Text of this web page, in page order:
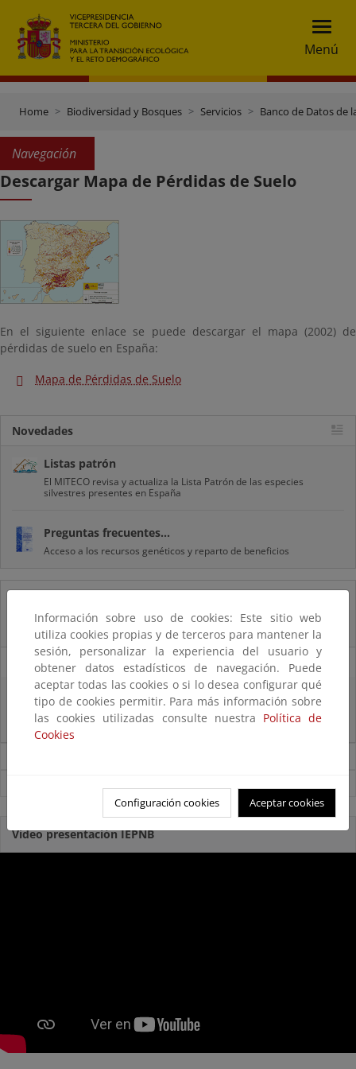
Menú
Home Biodiversidad y Bosques Servicios Banco de Datos de
Navegación
Descargar Mapa de Pérdidas de Suelo
En el siguiente enlace se puede descargar el mapa (2002) de
pérdidas de suelo en España:
Mapa de Pérdidas de Suelo
Novedades
Listas patrón
El MITECO revisa y actualiza la Lista Patrón de las especies
silvestres presentes en España
Preguntas frecuentes...
Acceso a los recursos genéticos y reparto de beneficios
14/08/2025
El OAPN y el IEO-CSIC exploran los fondos marinos de las Islas Chafarinas
11/08/2025
El MITECO recibe 485 propuestas para proyectos transformadores en el
ámbito del empleo verde, la sostenibilidad del sector pesquero, la
bioeconomía y la conservación de la biodiversidad marina
Video presentación IEPNB
Información sobre uso de cookies: Este sitio web
utiliza cookies propias y de terceros para mantener la
sesión, personalizar la experiencia del usuario y
obtener datos estadísticos de navegación. Puede
aceptar todas las cookies o si lo desea configurar qué
tipo de cookies permitir. Para más información sobre
las cookies utilizadas consulte nuestra Política de
Cookies
Configuración cookies Aceptar cookies